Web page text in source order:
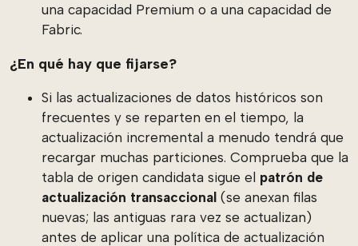
una capacidad Premium o a una capacidad de
Fabric.
¿En qué hay que fijarse?
Si las actualizaciones de datos históricos son
frecuentes y se reparten en el tiempo, la
actualización incremental a menudo tendrá que
recargar muchas particiones. Comprueba que la
tabla de origen candidata sigue el patrón de
actualización transaccional (se anexan filas
nuevas; las antiguas rara vez se actualizan)
antes de aplicar una política de actualización